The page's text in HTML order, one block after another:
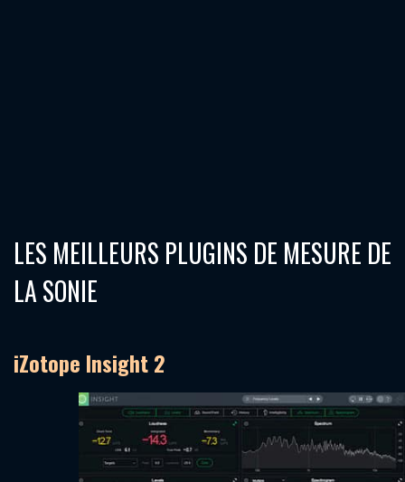
LES MEILLEURS PLUGINS DE MESURE DE
LA SONIE
iZotope Insight 2